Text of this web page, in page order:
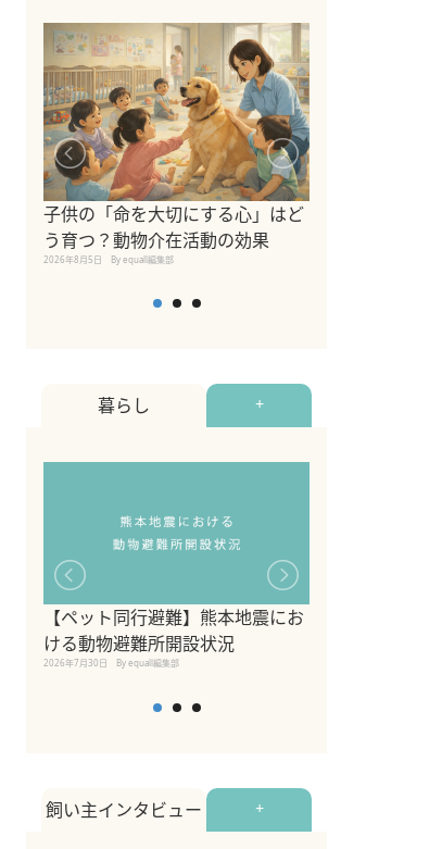
子供の「命を大切にする心」はど
う育つ？動物介在活動の効果
2026年8月5日 By equall編集部
暮らし +
【ペット同行避難】熊本地震にお
ける動物避難所開設状況
2026年7月30日 By equall編集部
飼い主インタビュー +